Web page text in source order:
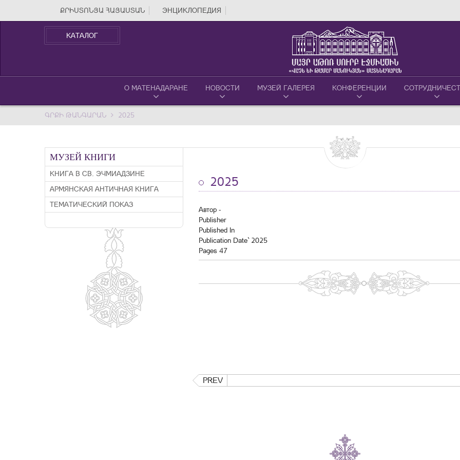
ՔՐԻՍՏՈՆՅԱ ՀԱՅԱՍՏԱՆ ЭНЦИКЛОПЕДИЯ
КАТАЛОГ
О МАТЕНАДАРАНЕ НОВОСТИ МУЗЕЙ ГАЛЕРЕЯ КОНФЕРЕНЦИИ
ԳՐՔԻ ԹԱՆԳԱՐԱՆ 2025
МУЗЕЙ КНИГИ
КНИГА В СВ. ЭЧМИАДЗИНЕ
АРМЯНСКАЯ АНТИЧНАЯ КНИГА
ТЕМАТИЧЕСКИЙ ПОКАЗ
2025
Автор -
Publisher
Published In
Publication Date` 2025
Pages 47
PREV